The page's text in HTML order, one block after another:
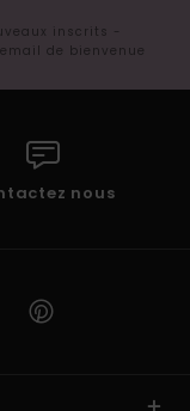
inscrits -
de bienvenue
nous